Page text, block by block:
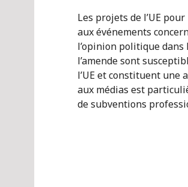
Les projets de l’UE
aux événements
l’opinion politique dans
l’amende sont
l’UE et constituent une
aux médias est
de subventions